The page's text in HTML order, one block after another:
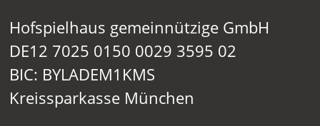
Hofspielhaus gemeinnützige GmbH
DE12 7025 0150 0029 3595 02
BIC: BYLADEM1KMS
Kreissparkasse München